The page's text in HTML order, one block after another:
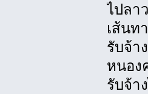
ไปลา
เส้นท
รับจ้า
หนอง
รับจ้า